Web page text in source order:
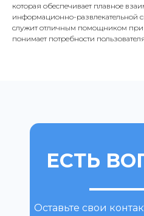
которая обеспечивает плавное
информационно-развлекательной
служит отличным помощником
понимает потребности
ЕСТЬ
Оставьте свои